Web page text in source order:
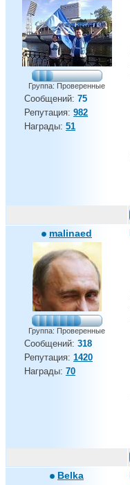
Группа: Проверенные
Сообщений: 75
Репутация: 982
Награды: 51
malinaed
Группа: Проверенные
Сообщений: 318
Репутация: 1420
Награды: 70
Belka